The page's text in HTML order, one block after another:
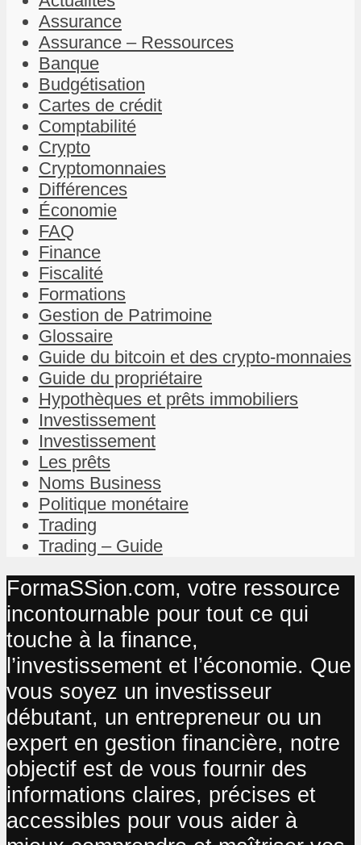
Assurance
Assurance – Ressources
Banque
Budgétisation
Cartes de crédit
Comptabilité
Crypto
Cryptomonnaies
Différences
Économie
FAQ
Finance
Fiscalité
Formations
Gestion de Patrimoine
Glossaire
Guide du bitcoin et des crypto-monnaies
Guide du propriétaire
Hypothèques et prêts immobiliers
Investissement
Investissement
Les prêts
Noms Business
Politique monétaire
Trading
Trading – Guide
FormaSSion.com, votre ressource
incontournable pour tout ce qui
touche à la finance,
l’investissement et l’économie. Que
vous soyez un investisseur
débutant, un entrepreneur ou un
expert en gestion financière, notre
objectif est de vous fournir des
informations claires, précises et
accessibles pour vous aider à